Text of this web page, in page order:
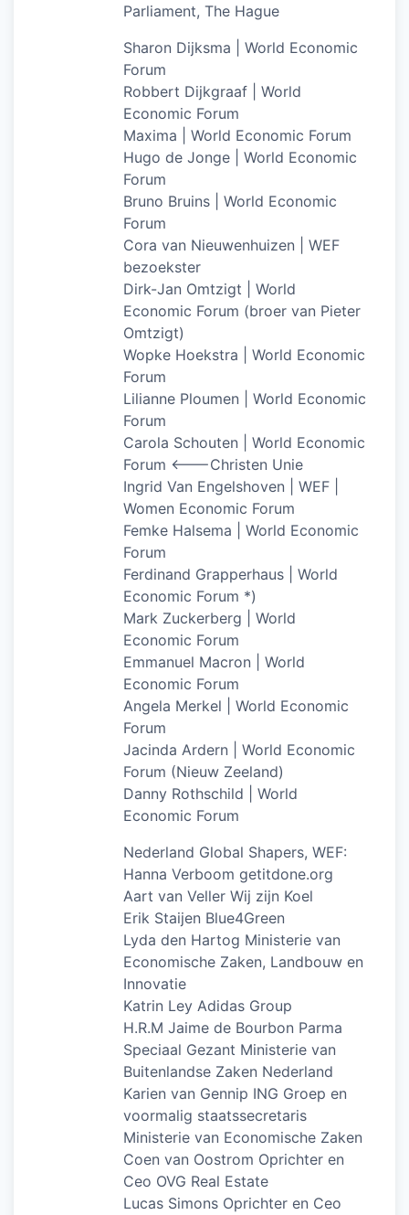
Parliament, The Hague
Sharon Dijksma | World Economic
Forum
Robbert Dijkgraaf | World
Economic Forum
Maxima | World Economic Forum
Hugo de Jonge | World Economic
Forum
Bruno Bruins | World Economic
Forum
Cora van Nieuwenhuizen | WEF
bezoekster
Dirk-Jan Omtzigt | World
Economic Forum (broer van Pieter
Omtzigt)
Wopke Hoekstra | World Economic
Forum
Lilianne Ploumen | World Economic
Forum
Carola Schouten | World Economic
Forum <——-Christen Unie
Ingrid Van Engelshoven | WEF |
Women Economic Forum
Femke Halsema | World Economic
Forum
Ferdinand Grapperhaus | World
Economic Forum *)
Mark Zuckerberg | World
Economic Forum
Emmanuel Macron | World
Economic Forum
Angela Merkel | World Economic
Forum
Jacinda Ardern | World Economic
Forum (Nieuw Zeeland)
Danny Rothschild | World
Economic Forum
Nederland Global Shapers, WEF:
Hanna Verboom getitdone.org
Aart van Veller Wij zijn Koel
Erik Staijen Blue4Green
Lyda den Hartog Ministerie van
Economische Zaken, Landbouw en
Innovatie
Katrin Ley Adidas Group
H.R.M Jaime de Bourbon Parma
Speciaal Gezant Ministerie van
Buitenlandse Zaken Nederland
Karien van Gennip ING Groep en
voormalig staatssecretaris
Ministerie van Economische Zaken
Coen van Oostrom Oprichter en
Ceo OVG Real Estate
Lucas Simons Oprichter en Ceo